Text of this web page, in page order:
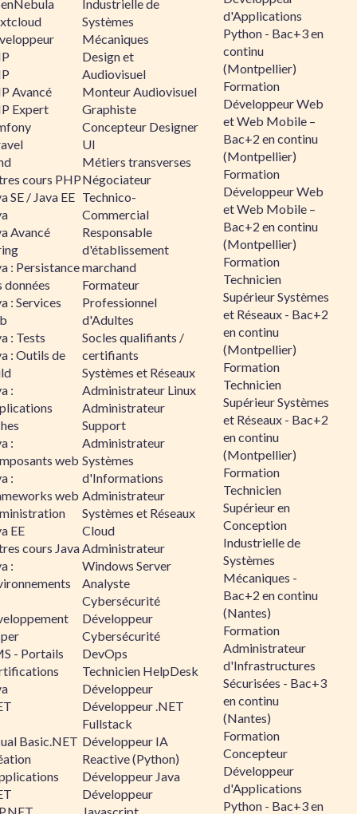
Avancé
Expert
cours PHP
SE / Java EE
Avancé
: Persistance
données
: Services
: Tests
: Outils de
:
:
web
:
web
EE
cours Java
:
- Portails
Basic.NET
Industrielle de
Systèmes
Mécaniques
Design et
Audiovisuel
Monteur Audiovisuel
Graphiste
Concepteur Designer
UI
Métiers transverses
Négociateur
Technico-
Commercial
Responsable
d'établissement
marchand
Formateur
Professionnel
d'Adultes
Socles qualifiants /
certifiants
Systèmes et Réseaux
Administrateur Linux
Administrateur
Support
Administrateur
Systèmes
d'Informations
Administrateur
Systèmes et Réseaux
Cloud
Administrateur
Windows Server
Analyste
Cybersécurité
Développeur
Cybersécurité
DevOps
Technicien HelpDesk
Développeur
Développeur .NET
Fullstack
Développeur IA
Reactive (Python)
Développeur Java
Développeur
d'Applications
Python - Bac+3 en
continu
(Montpellier)
Formation
Développeur Web
et Web Mobile –
Bac+2 en continu
(Montpellier)
Formation
Développeur Web
et Web Mobile –
Bac+2 en continu
(Montpellier)
Formation
Technicien
Supérieur Systèmes
et Réseaux - Bac+2
en continu
(Montpellier)
Formation
Technicien
Supérieur Systèmes
et Réseaux - Bac+2
en continu
(Montpellier)
Formation
Technicien
Supérieur en
Conception
Industrielle de
Systèmes
Mécaniques -
Bac+2 en continu
(Nantes)
Formation
Administrateur
d'Infrastructures
Sécurisées - Bac+3
en continu
(Nantes)
Formation
Concepteur
Développeur
d'Applications
Python - Bac+3 en